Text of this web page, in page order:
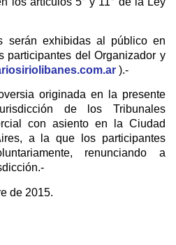
serán exhibidas al público en
participantes del Organizador y
).-
originada en la presente
de los Tribunales
con asiento en la Ciudad
a la que los participantes
renunciando a
de 2015.